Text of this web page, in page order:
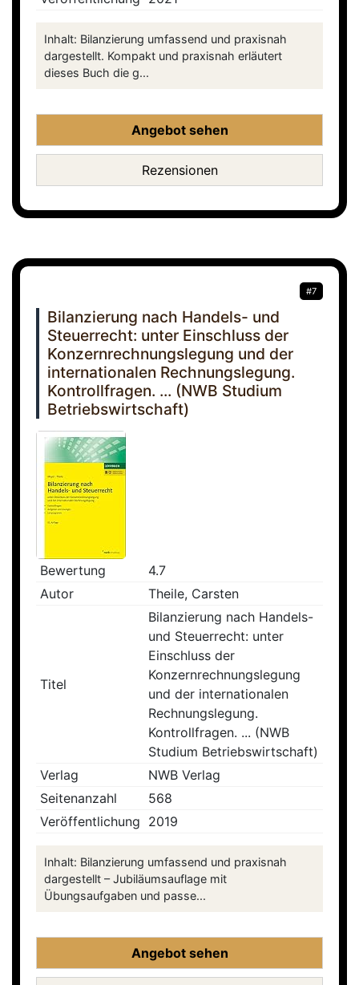
Inhalt: Bilanzierung umfassend und praxisnah
dargestellt. Kompakt und praxisnah erläutert
dieses Buch die g...
Angebot sehen
Rezensionen
#7
Bilanzierung nach Handels- und
Steuerrecht: unter Einschluss der
Konzernrechnungslegung und der
internationalen Rechnungslegung.
Kontrollfragen. ... (NWB Studium
Betriebswirtschaft)
Bewertung
4.7
Autor
Theile, Carsten
Titel
Bilanzierung nach Handels-
und Steuerrecht: unter
Einschluss der
Konzernrechnungslegung
und der internationalen
Rechnungslegung.
Kontrollfragen. ... (NWB
Studium Betriebswirtschaft)
Verlag
NWB Verlag
Seitenanzahl
568
Veröffentlichung 2019
Inhalt: Bilanzierung umfassend und praxisnah
dargestellt – Jubiläumsauflage mit
Übungsaufgaben und passe...
Angebot sehen